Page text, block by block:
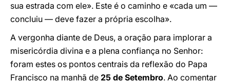
sua estrada com ele». Este é o caminho e «cada um —
concluiu — deve fazer a própria escolha».
A vergonha diante de Deus, a oração para implorar a
misericórdia divina e a plena confiança no Senhor:
foram estes os pontos centrais da reflexão do Papa
Francisco na manhã de 25 de Setembro. Ao comentar